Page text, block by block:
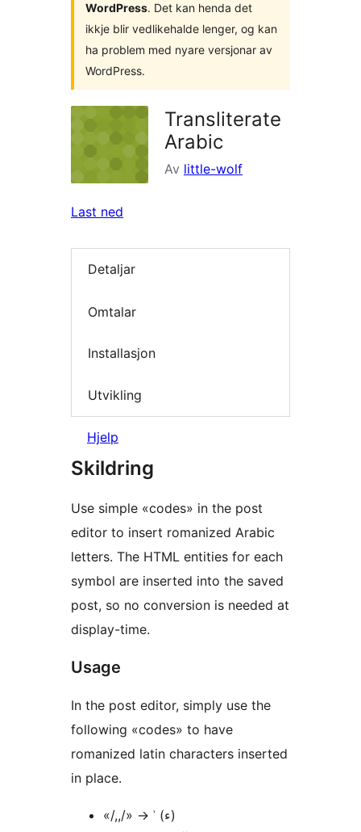
WordPress. Det kan henda det
ikkje blir vedlikehalde lenger, og kan
ha problem med nyare versjonar av
WordPress.
Transliterate
Arabic
Av little-wolf
Last ned
Detaljar
Omtalar
Installasjon
Utvikling
Hjelp
Skildring
Use simple «codes» in the post
editor to insert romanized Arabic
letters. The HTML entities for each
symbol are inserted into the saved
post, so no conversion is needed at
display-time.
Usage
In the post editor, simply use the
following «codes» to have
romanized latin characters inserted
in place.
«/,,/» → ʾ (ء)